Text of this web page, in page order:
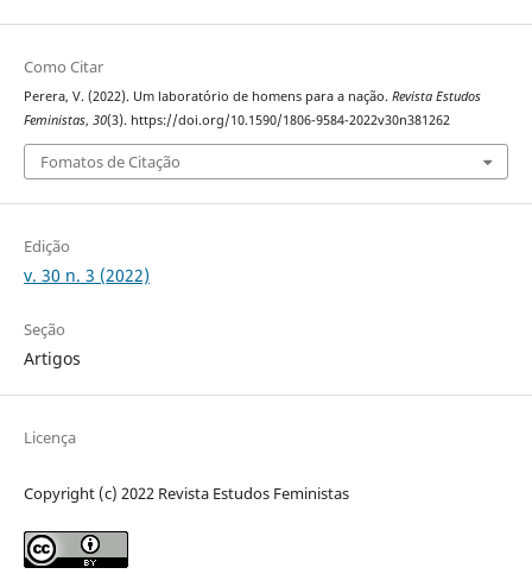
Como Citar
Perera, V. (2022). Um laboratório de homens para a nação. Revista Estudos
Feministas, 30(3). https://doi.org/10.1590/1806-9584-2022v30n381262
Fomatos de Citação
Edição
v. 30 n. 3 (2022)
Seção
Artigos
Licença
Copyright (c) 2022 Revista Estudos Feministas